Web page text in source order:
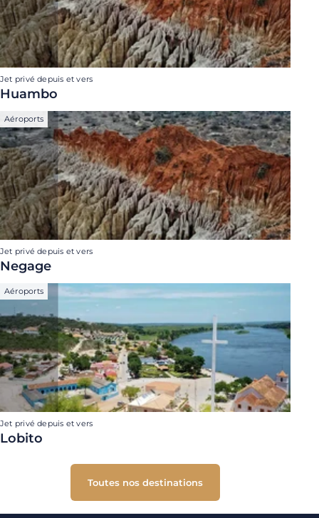
Jet privé depuis et vers
Huambo
Aéroports
Jet privé depuis et vers
Negage
Aéroports
Jet privé depuis et vers
Lobito
Toutes nos destinations